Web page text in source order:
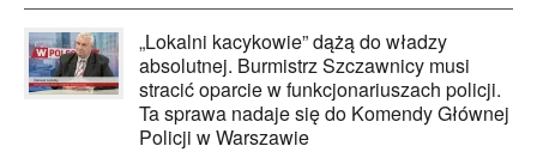
„Lokalni kacykowie” dążą do władzy
absolutnej. Burmistrz Szczawnicy musi
stracić oparcie w funkcjonariuszach policji.
Ta sprawa nadaje się do Komendy Głównej
Policji w Warszawie